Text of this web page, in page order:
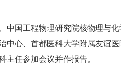
中国工程物理研究院核物理与
中心、首都医科大学附属友谊
主任参加会议并作报告。